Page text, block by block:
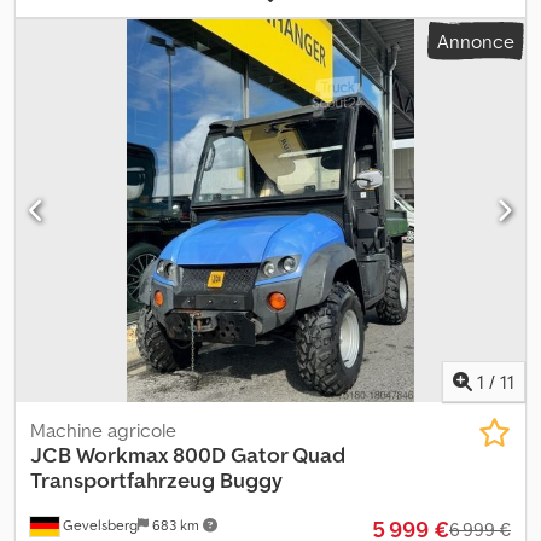
refroidissement:eau, Moteur MWM 16 cylindres provenant de la
mise à la casse d’un bateau fluvial. Fonctionnel lors de son
démontage. Environ 11 ans de stockage. Fonctionnement non
testé. Chargement possible. Vente uniquement aux
professionnels et sans aucune garantie. Dodpfow Aphcex Ai Tewa
Annonce
1 / 11
Gevelsberg 683 km
Machine agricole
JCBWorkmax 800D Gator Quad
Transportfahrzeug Buggy
5 999 €6 999 €